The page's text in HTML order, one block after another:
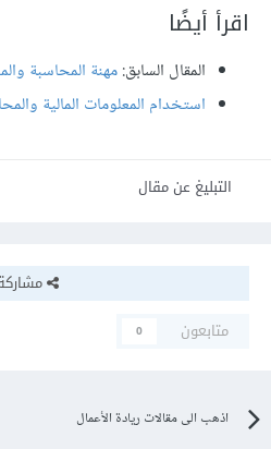
اقرأ أيضًا
المقال السابق:مهنة المحاسبة
استخدام المعلومات المالية
التبليغ عن مقال
متابعون
0
اذهب الى مقالات ريادة الأعمال